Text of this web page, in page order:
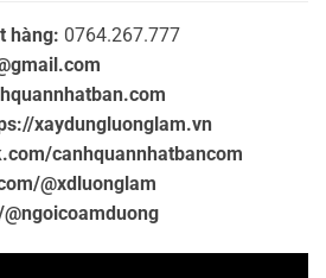
hàng: 0764.267.777
xaydungluonglam.vn
canhquannhatbancom
@xdluonglam